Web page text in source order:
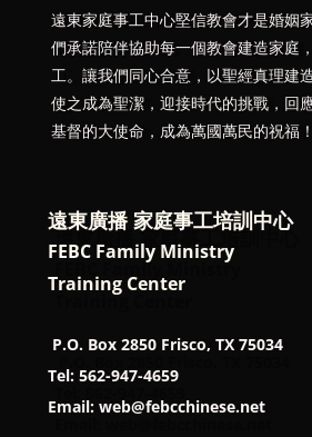
遠東家庭事工中心堅信教會才是婚姻
們承諾陪伴協助每一個教會建造家庭
工。讓我們同心合意，以聖經真理建
使之成為聖潔，迎接時代的挑戰，回
基督的大使命，成為萬國萬民的祝福！
遠東廣播 家庭事工培訓中心
FEBC Family Ministry
Training Center
P.O. Box 2850 Frisco, TX 75034
Tel: 562-947-4659
Email: web@febcchinese.net